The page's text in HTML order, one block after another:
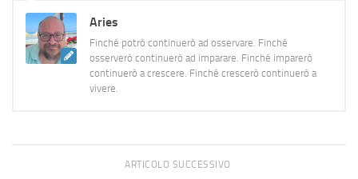
Aries
Finché potrò continuerò ad osservare. Finché
osserverò continuerò ad imparare. Finché imparerò
continuerò a crescere. Finché crescerò continuerò a
vivere.
ARTICOLO SUCCESSIVO